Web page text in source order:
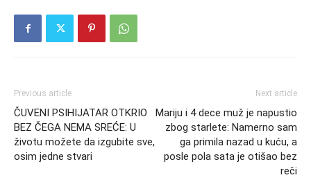
Previous article
ČUVENI PSIHIJATAR OTKRIO
BEZ ČEGA NEMA SREĆE: U
životu možete da izgubite sve,
osim jedne stvari
Next article
Mariju i 4 dece muž je napustio
zbog starlete: Namerno sam
ga primila nazad u kuću, a
posle pola sata je otišao bez
reči